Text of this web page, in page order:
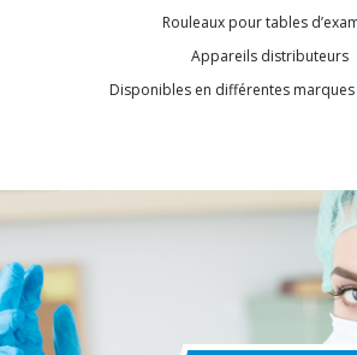
Rouleaux pour tables
Appareils distributeurs
Disponibles en différentes